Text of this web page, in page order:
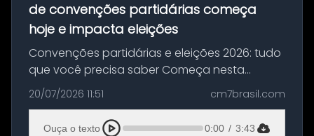
de convenções partidárias começa
hoje e impacta eleições
Convenções partidárias e eleições 2026: tudo
que você precisa saber Começa nesta
segunda-feira e vai até 5 de agosto o prazo
para que partidos políticos e federações
partidárias realizem suas convençõ...
20/07/2026 11:51 cm7brasil.com
Ouça o texto 0:00 / 3:43